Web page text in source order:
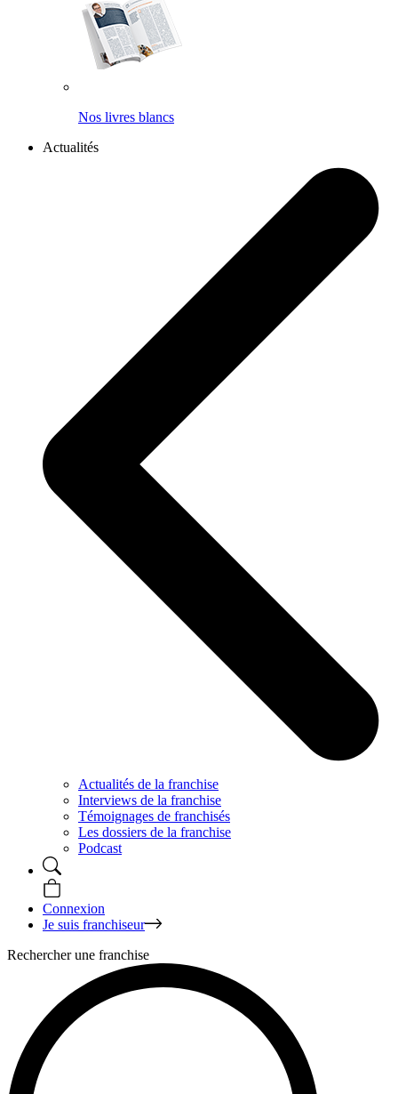
Nos livres blancs
Actualités
Actualités de la franchise
Interviews de la franchise
Témoignages de franchisés
Les dossiers de la franchise
Podcast
Connexion
Je suis franchiseur
Rechercher une franchise